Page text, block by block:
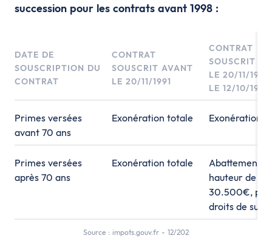
succession pour les contrats avant 1998 :
DATE DE
SOUSCRIPTION DU
CONTRAT
CONTRAT
SOUSCRIT AVANT
LE 20/11/1991
CONTRAT
SOUSCRIT
LE 20/11/1991
LE 12/10/1998
Primes versées
avant 70 ans
Exonération totale Exonération
Primes versées
après 70 ans
Exonération totale
Abattement à
hauteur de
30.500€, puis
droits de
Source : impots.gouv.fr - 12/202